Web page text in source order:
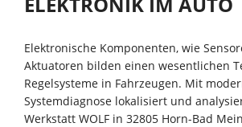
Elektronische Komponenten, wie
Aktuatoren bilden einen wesentlichen
Regelsysteme in Fahrzeugen. Mit
Systemdiagnose lokalisiert und
Werkstatt WOLF in 32805 Horn-Bad